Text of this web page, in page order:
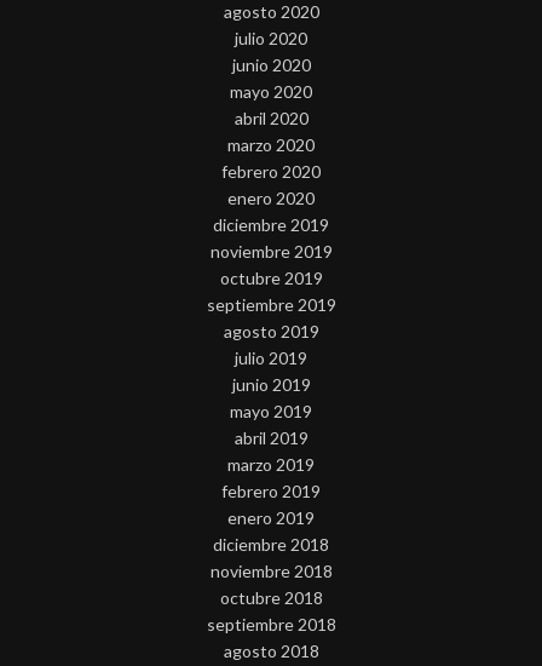
agosto 2020
julio 2020
junio 2020
mayo 2020
abril 2020
marzo 2020
febrero 2020
enero 2020
diciembre 2019
noviembre 2019
octubre 2019
septiembre 2019
agosto 2019
julio 2019
junio 2019
mayo 2019
abril 2019
marzo 2019
febrero 2019
enero 2019
diciembre 2018
noviembre 2018
octubre 2018
septiembre 2018
agosto 2018